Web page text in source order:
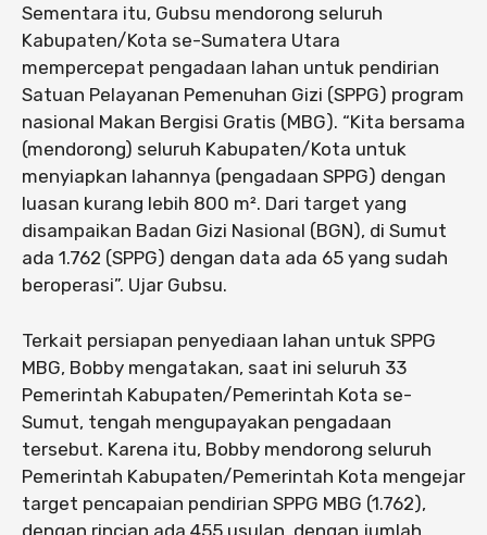
Sementara itu, Gubsu mendorong seluruh
Kabupaten/Kota se-Sumatera Utara
mempercepat pengadaan lahan untuk pendirian
Satuan Pelayanan Pemenuhan Gizi (SPPG) program
nasional Makan Bergisi Gratis (MBG). “Kita bersama
(mendorong) seluruh Kabupaten/Kota untuk
menyiapkan lahannya (pengadaan SPPG) dengan
luasan kurang lebih 800 m². Dari target yang
disampaikan Badan Gizi Nasional (BGN), di Sumut
ada 1.762 (SPPG) dengan data ada 65 yang sudah
beroperasi”. Ujar Gubsu.
Terkait persiapan penyediaan lahan untuk SPPG
MBG, Bobby mengatakan, saat ini seluruh 33
Pemerintah Kabupaten/Pemerintah Kota se-
Sumut, tengah mengupayakan pengadaan
tersebut. Karena itu, Bobby mendorong seluruh
Pemerintah Kabupaten/Pemerintah Kota mengejar
target pencapaian pendirian SPPG MBG (1.762),
dengan rincian ada 455 usulan, dengan jumlah